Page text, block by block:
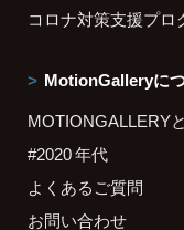
コロナ対策支援プロ
MotionGalleryに
MOTIONGALLERY
#2020 年代
よくあるご質問
お問い合わせ